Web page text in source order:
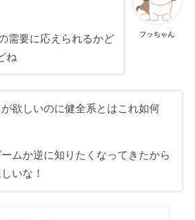
フッちゃん
需要に応えられるかど
ね
欲しいのに健全系とはこれ如何
ムか逆に知りたくなってきたから
いな！